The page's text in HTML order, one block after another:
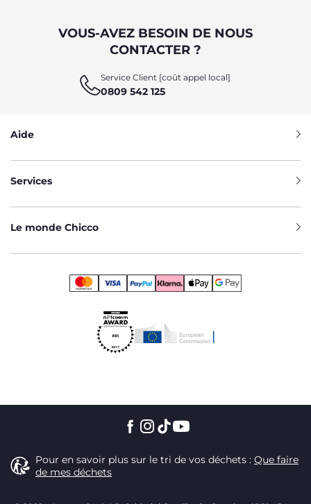
VOUS-AVEZ BESOIN DE NOUS
CONTACTER ?
Service Client [coût appel local]
0809 542 125
Aide
Services
Le monde Chicco
Pour en savoir plus sur le tri de vos déchets : Que faire
de mes déchets